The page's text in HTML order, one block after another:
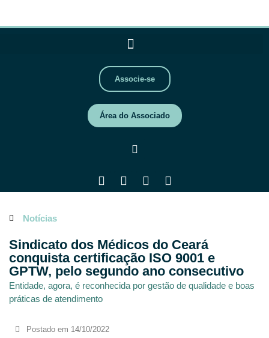
Associe-se
Área do Associado
Notícias
Sindicato dos Médicos do Ceará
conquista certificação ISO 9001 e
GPTW, pelo segundo ano consecutivo
Entidade, agora, é reconhecida por gestão de qualidade e boas
práticas de atendimento
Postado em 14/10/2022